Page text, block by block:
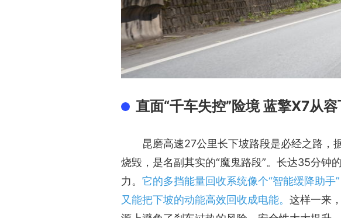
直面“千车失控”险境 蓝擎X7从
昆磨高速27公里长下坡路段是必经之路
烧毁，是名副其实的“魔鬼路段”。长达35分钟
力。 它的多挡能量回收系统像个“智能缓降助手
又能把下坡的动能高效回收成电能。 这样一来